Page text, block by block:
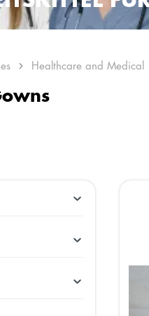
Healthcare and Medical